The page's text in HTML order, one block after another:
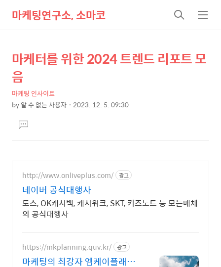
마케팅연구소, 소마코
검
색
메
뉴
상
세
컨
텐
본
문
제
목
마케터를 위한 2024 트렌드 리포트 모
음
마케팅 인사이트
by알 수 없는 사용자 2023. 12. 5. 09:30
문댓
글
http://www.onliveplus.com/ 광고
네이버 공식대행사
토스, OK캐시백, 캐시워크, SKT, 키즈노트 등 모든매체
의 공식대행사
https://mkplanning.quv.kr/ 광고
마케팅의 최강자 엠케이플래닝